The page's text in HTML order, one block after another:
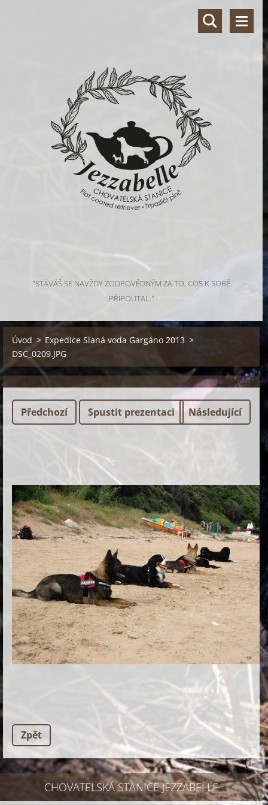
"STÁVÁŠ SE NAVŽDY ZODPOVĚDNÝM ZA TO, COS K SOBĚ
PŘIPOUTAL."
Úvod > Expedice Slaná voda Gargáno 2013 >
DSC_0209.JPG
Předchozí Spustit prezentaci Následující
Zpět
CHOVATELSKÁ STANICE JEZZABELLE